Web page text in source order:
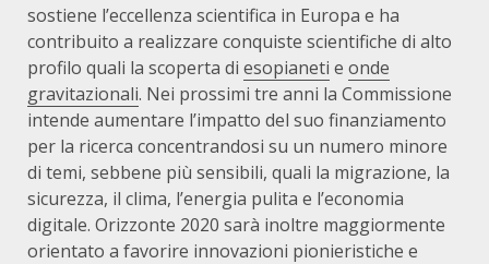
sostiene l’eccellenza scientifica in Europa e ha
contribuito a realizzare conquiste scientifiche di alto
profilo quali la scoperta di esopianeti e onde
gravitazionali. Nei prossimi tre anni la Commissione
intende aumentare l’impatto del suo finanziamento
per la ricerca concentrandosi su un numero minore
di temi, sebbene più sensibili, quali la migrazione, la
sicurezza, il clima, l’energia pulita e l’economia
digitale. Orizzonte 2020 sarà inoltre maggiormente
orientato a favorire innovazioni pionieristiche e